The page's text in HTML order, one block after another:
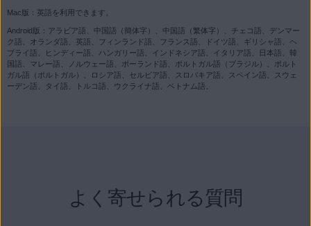
Mac版：英語を利用できます。
Android版：アラビア語、中国語（簡体字）、中国語（繁体字）、チェコ語、デンマー
ク語、オランダ語、英語、フィンランド語、フランス語、ドイツ語、ギリシャ語、ヘ
ブライ語、ヒンディー語、ハンガリー語、インドネシア語、イタリア語、日本語、韓
国語、マレー語、ノルウェー語、ポーランド語、ポルトガル語（ブラジル）、ポルト
ガル語（ポルトガル）、ロシア語、セルビア語、スロバキア語、スペイン語、スウェ
ーデン語、タイ語、トルコ語、ウクライナ語、ベトナム語。
よく寄せられる質問